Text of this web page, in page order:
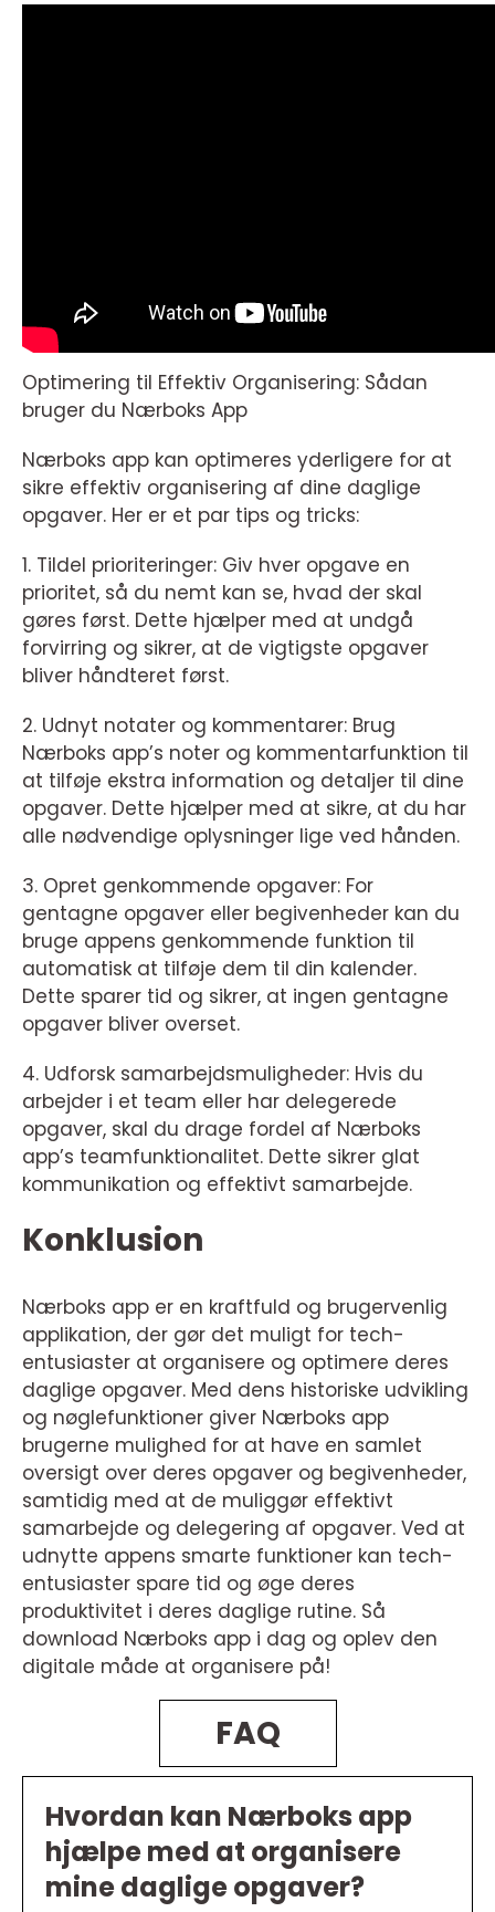
Optimering til Effektiv Organisering: Sådan
bruger du Nærboks App
Nærboks app kan optimeres yderligere for at
sikre effektiv organisering af dine daglige
opgaver. Her er et par tips og tricks:
1. Tildel prioriteringer: Giv hver opgave en
prioritet, så du nemt kan se, hvad der skal
gøres først. Dette hjælper med at undgå
forvirring og sikrer, at de vigtigste opgaver
bliver håndteret først.
2. Udnyt notater og kommentarer: Brug
Nærboks app’s noter og kommentarfunktion til
at tilføje ekstra information og detaljer til dine
opgaver. Dette hjælper med at sikre, at du har
alle nødvendige oplysninger lige ved hånden.
3. Opret genkommende opgaver: For
gentagne opgaver eller begivenheder kan du
bruge appens genkommende funktion til
automatisk at tilføje dem til din kalender.
Dette sparer tid og sikrer, at ingen gentagne
opgaver bliver overset.
4. Udforsk samarbejdsmuligheder: Hvis du
arbejder i et team eller har delegerede
opgaver, skal du drage fordel af Nærboks
app’s teamfunktionalitet. Dette sikrer glat
kommunikation og effektivt samarbejde.
Konklusion
Nærboks app er en kraftfuld og brugervenlig
applikation, der gør det muligt for tech-
entusiaster at organisere og optimere deres
daglige opgaver. Med dens historiske udvikling
og nøglefunktioner giver Nærboks app
brugerne mulighed for at have en samlet
oversigt over deres opgaver og begivenheder,
samtidig med at de muliggør effektivt
samarbejde og delegering af opgaver. Ved at
udnytte appens smarte funktioner kan tech-
entusiaster spare tid og øge deres
produktivitet i deres daglige rutine. Så
download Nærboks app i dag og oplev den
digitale måde at organisere på!
FAQ
Hvordan kan Nærboks app
hjælpe med at organisere
mine daglige opgaver?